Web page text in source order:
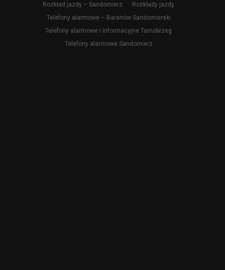
Rozkład jazdy – Sandomierz
Rozkłady jazdy
Telefony alarmowe – Baranów Sandomierski
Telefony alarmowe i informacyjne Tarnobrzeg
Telefony alarmowe Sandomierz